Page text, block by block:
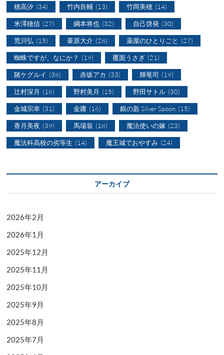
穂高汐 (34) 竹内良輔 (13) 竹岡美穂 (14)
米澤穂信 (27) 綱本将也 (32) 自己啓発 (30)
荒川弘 (15) 葦原大介 (28) 薬屋のひとりごと (27)
蜘蛛ですが、なにか？ (19) 覆面うさぎ (21)
賭ケグルイ (38) 赤坂アカ (33) 輝竜司 (19)
辻村深月 (16) 野村美月 (15) 野田サトル (30)
金城宗幸 (31) 金庸 (16) 銀の匙 Silver Spoon (15)
香月美夜 (39) 馬場翁 (18) 魔法使いの嫁 (23)
魔法科高校の劣等生 (14) 魔王城でおやすみ (24)
アーカイブ
2026年2月
2026年1月
2025年12月
2025年11月
2025年10月
2025年9月
2025年8月
2025年7月